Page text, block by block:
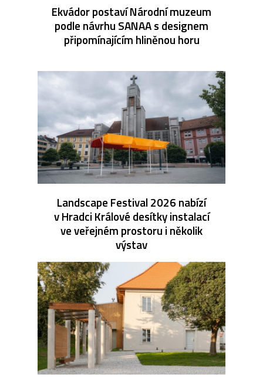
Ekvádor postaví Národní muzeum
podle návrhu SANAA s designem
připomínajícím hliněnou horu
Landscape Festival 2026 nabízí
v Hradci Králové desítky instalací
ve veřejném prostoru i několik
výstav